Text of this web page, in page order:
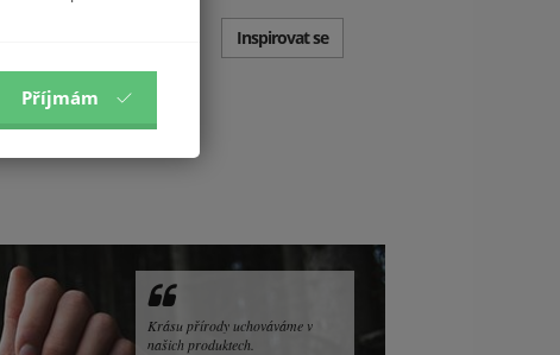
Inspirovat se
Krásu přírody uchováváme v
našich produktech.
Příjmám